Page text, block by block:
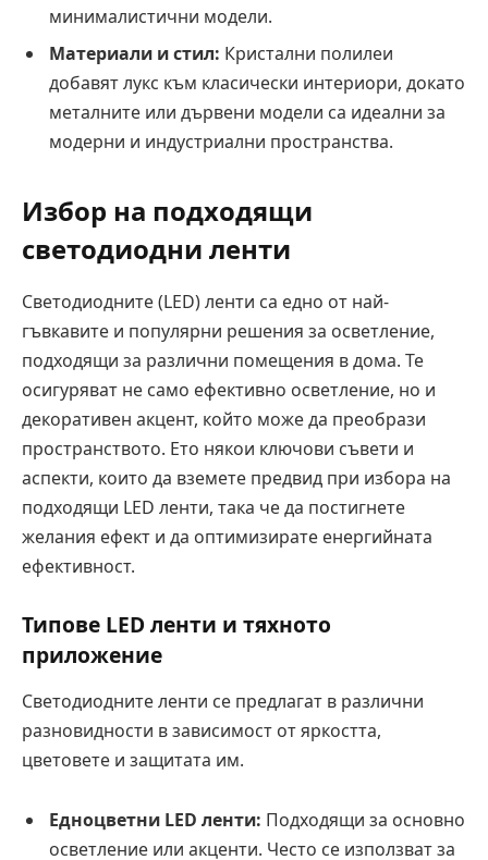
минималистични модели.
Материали и стил: Кристални полилеи
добавят лукс към класически интериори, докато
металните или дървени модели са идеални за
модерни и индустриални пространства.
Избор на подходящи
светодиодни ленти
Светодиодните (LED) ленти са едно от най-
гъвкавите и популярни решения за осветление,
подходящи за различни помещения в дома. Те
осигуряват не само ефективно осветление, но и
декоративен акцент, който може да преобрази
пространството. Ето някои ключови съвети и
аспекти, които да вземете предвид при избора на
подходящи LED ленти, така че да постигнете
желания ефект и да оптимизирате енергийната
ефективност.
Типове LED ленти и тяхното
приложение
Светодиодните ленти се предлагат в различни
разновидности в зависимост от яркостта,
цветовете и защитата им.
Едноцветни LED ленти: Подходящи за основно
осветление или акценти. Често се използват за